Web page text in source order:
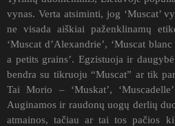
vynas. Verta atsiminti, jog ‘Muscat’
ne visada aiškiai paženklinamų
‘Muscat d’Alexandrie’, ‘Muscat
a petits grains’. Egzistuoja ir
bendra su tikruoju “Muscat” ar tik
Tai Morio – ‘Muskat’,
Auginamos ir raudonų uogų derlių
atmainos, tačiau ar tai tos pačios